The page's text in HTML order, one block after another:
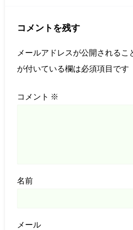
コメントを残す
メールアドレスが公開されるこ
が付いている欄は必須項目です
コメント ※
名前
メール